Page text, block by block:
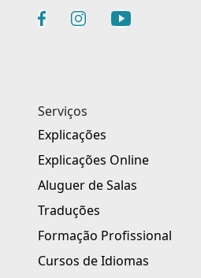
Serviços
Explicações
Explicações Online
Aluguer de Salas
Traduções
Formação Profissional
Cursos de Idiomas